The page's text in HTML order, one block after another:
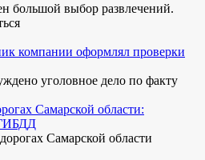
большой выбор развлечений.
компании оформлял проверки
уголовное дело по факту
Самарской области:
Самарской области